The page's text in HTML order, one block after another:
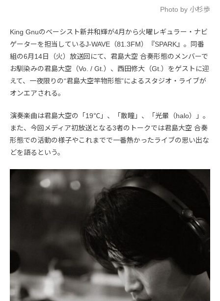
Photo by 小杉歩
King Gnuのベーシスト新井和輝が4月から火曜レギュラー・ナビ
ゲーターを担当しているJ-WAVE（81.3FM）『SPARK』。同番
組の6月14日（火）放送回にて、君島大空 合奏形態のメンバーで
お馴染みの君島大空（Vo. / Gt.）、西田修大（Gt.）をゲストに迎
えて、一夜限りの“君島大空竿物形態”によるスタジオ・ライブが
オンエアされる。
演奏楽曲は君島大空の「19℃」、「散瞳」、「光暈（halo）」。
また、今回メディア初放送となる3者のトークでは君島大空 合奏
形態での活動の様子やこれまでで一番熱かったライブの思い出な
どを語るという。